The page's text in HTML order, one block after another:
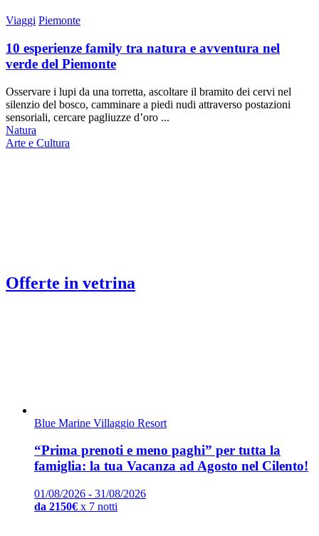
Viaggi Piemonte
10 esperienze family tra natura e avventura nel
verde del Piemonte
Osservare i lupi da una torretta, ascoltare il bramito dei cervi nel
silenzio del bosco, camminare a piedi nudi attraverso postazioni
sensoriali, cercare pagliuzze d’oro ...
Natura
Arte e Cultura
Offerte in vetrina
Blue Marine Villaggio Resort
“Prima prenoti e meno paghi” per tutta la
famiglia: la tua Vacanza ad Agosto nel Cilento!
01/08/2026 - 31/08/2026
da 2150€ x 7 notti